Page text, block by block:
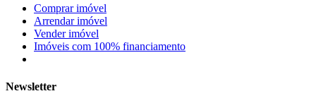
Comprar imóvel
Arrendar imóvel
Vender imóvel
Imóveis com 100% financiamento
Newsletter